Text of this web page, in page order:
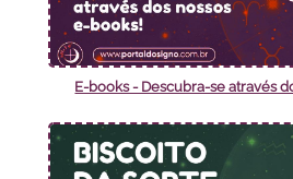
E-books - Descubra-se através